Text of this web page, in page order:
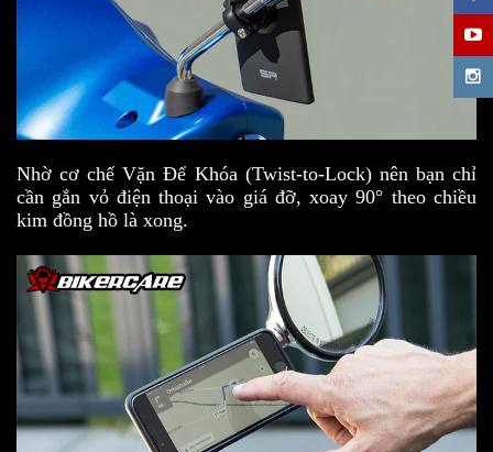
Nhờ cơ chế Vặn Để Khóa (Twist-to-Lock) nên bạn chỉ
cần gắn vỏ điện thoại vào giá đỡ, xoay 90° theo chiều
kim đồng hồ là xong.